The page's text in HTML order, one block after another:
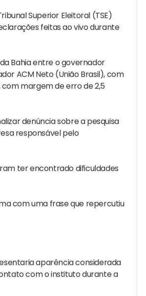
Superior Eleitoral (TSE)
feitas ao vivo durante
Bahia entre o governador
ACM Neto (União Brasil), com
com margem de erro de 2,5
denúncia sobre a pesquisa
responsável pelo
ter encontrado dificuldades
com uma frase que repercutiu
aparência considerada
com o instituto durante a